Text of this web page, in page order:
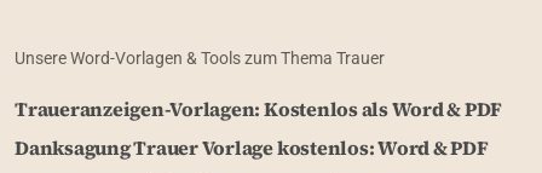
Unsere Word-Vorlagen & Tools zum Thema Trauer
Traueranzeigen-Vorlagen: Kostenlos als Word & PDF
Danksagung Trauer Vorlage kostenlos: Word & PDF